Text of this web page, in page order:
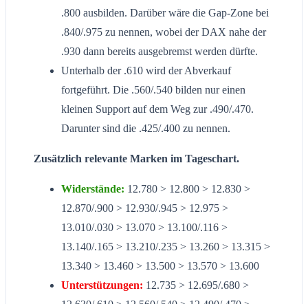
.800 ausbilden. Darüber wäre die Gap-Zone bei
.840/.975 zu nennen, wobei der DAX nahe der
.930 dann bereits ausgebremst werden dürfte.
Unterhalb der .610 wird der Abverkauf
fortgeführt. Die .560/.540 bilden nur einen
kleinen Support auf dem Weg zur .490/.470.
Darunter sind die .425/.400 zu nennen.
Zusätzlich relevante Marken im Tageschart.
Widerstände: 12.780 > 12.800 > 12.830 >
12.870/.900 > 12.930/.945 > 12.975 >
13.010/.030 > 13.070 > 13.100/.116 >
13.140/.165 > 13.210/.235 > 13.260 > 13.315 >
13.340 > 13.460 > 13.500 > 13.570 > 13.600
Unterstützungen: 12.735 > 12.695/.680 >